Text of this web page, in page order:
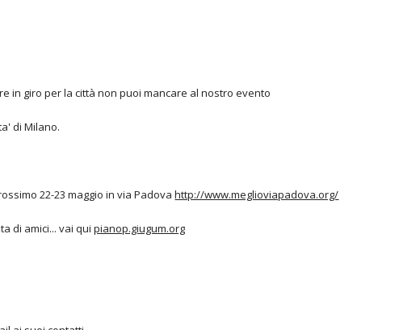
in giro per la città non puoi mancare al nostro evento
di Milano.
22-23 maggio in via Padova http://www.meglioviapadova.org/
di amici... vai qui pianop.giugum.org